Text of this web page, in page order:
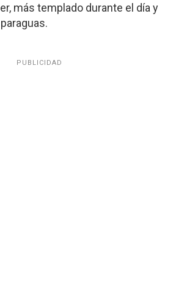
más templado durante el día y
PUBLICIDAD